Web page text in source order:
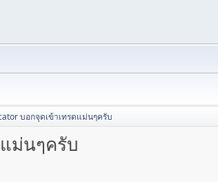
บอกจุดเข้าเทรดแม่นๆครับ
ม่นๆครับ